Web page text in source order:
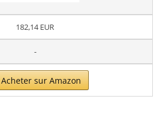
182,14 EUR
-
Acheter sur Amazon